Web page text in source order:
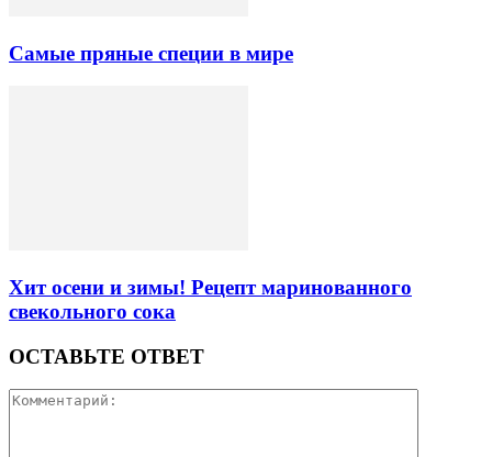
Самые пряные специи в мире
Хит осени и зимы! Рецепт маринованного
свекольного сока
ОСТАВЬТЕ ОТВЕТ